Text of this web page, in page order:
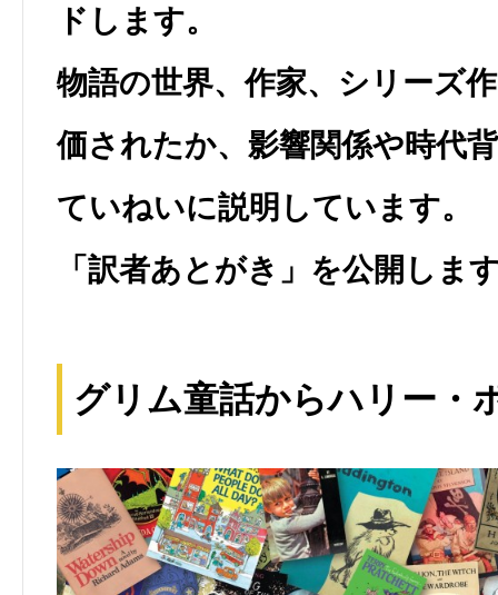
ドします。
物語の世界、作家、シリーズ
価されたか、影響関係や時代
ていねいに説明しています。
「訳者あとがき」を公開しま
グリム童話からハリー・